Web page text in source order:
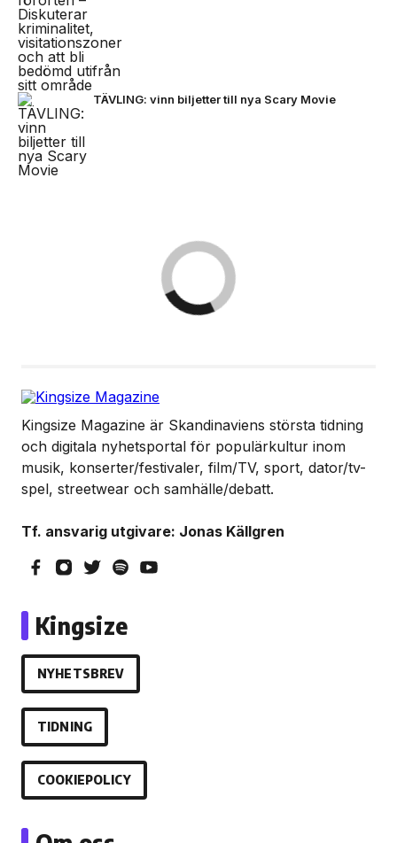
TÄVLING: vinn biljetter till nya Scary Movie
Kingsize Magazine är Skandinaviens största tidning
och digitala nyhetsportal för populärkultur inom
musik, konserter/festivaler, film/TV, sport, dator/tv-
spel, streetwear och samhälle/debatt.
Tf. ansvarig utgivare: Jonas Källgren
Kingsize
NYHETSBREV
TIDNING
COOKIEPOLICY